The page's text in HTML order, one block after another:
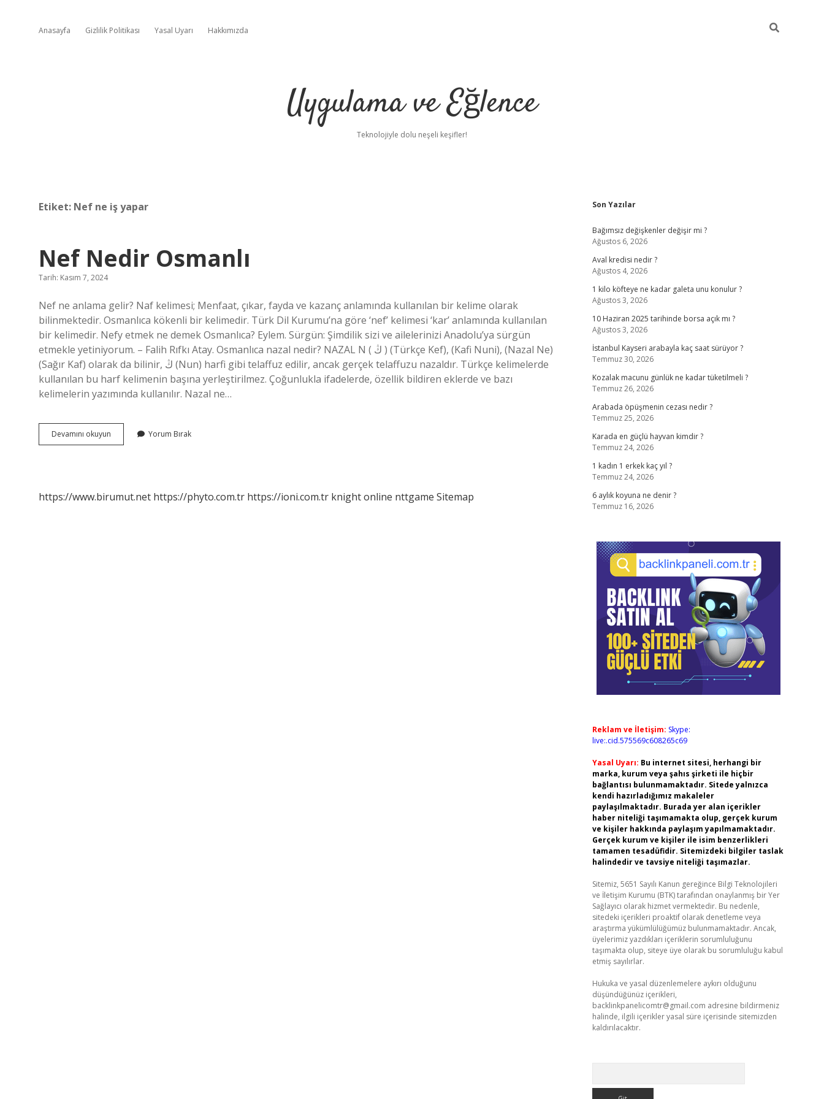
Anasayfa Gizlilik Politikası Yasal Uyarı Hakkımızda
Uygulama ve Eğlence
Teknolojiyle dolu neşeli keşifler!
Etiket: Nef ne iş yapar
Nef Nedir Osmanlı
Tarih: Kasım 7, 2024
Nef ne anlama gelir? Naf kelimesi; Menfaat, çıkar, fayda ve kazanç anlamında kullanılan bir kelime olarak
bilinmektedir. Osmanlıca kökenli bir kelimedir. Türk Dil Kurumu’na göre ‘nef’ kelimesi ‘kar’ anlamında kullanılan
bir kelimedir. Nefy etmek ne demek Osmanlıca? Eylem. Sürgün: Şimdilik sizi ve ailelerinizi Anadolu’ya sürgün
etmekle yetiniyorum. – Falih Rıfkı Atay. Osmanlıca nazal nedir? NAZAL N ( ڭ ) (Türkçe Kef), (Kafi Nuni), (Nazal Ne)
(Sağır Kaf) olarak da bilinir, ڭ (Nun) harfi gibi telaffuz edilir, ancak gerçek telaffuzu nazaldır. Türkçe kelimelerde
kullanılan bu harf kelimenin başına yerleştirilmez. Çoğunlukla ifadelerde, özellik bildiren eklerde ve bazı
kelimelerin yazımında kullanılır. Nazal ne…
Devamını okuyun
Nedir
Yorum Bırak
https://www.birumut.net https://phyto.com.tr https://ioni.com.tr knight online nttgame Sitemap
Sidebar
Son Yazılar
Bağımsız değişkenler değişir mi ?
Ağustos 6, 2026
Aval kredisi nedir ?
Ağustos 4, 2026
1 kilo köfteye ne kadar galeta unu konulur ?
Ağustos 3, 2026
10 Haziran 2025 tarihinde borsa açık mı ?
Ağustos 3, 2026
İstanbul Kayseri arabayla kaç saat sürüyor ?
Temmuz 30, 2026
Kozalak macunu günlük ne kadar tüketilmeli ?
Temmuz 26, 2026
Arabada öpüşmenin cezası nedir ?
Temmuz 25, 2026
Karada en güçlü hayvan kimdir ?
Temmuz 24, 2026
1 kadın 1 erkek kaç yıl ?
Temmuz 24, 2026
6 aylık koyuna ne denir ?
Temmuz 16, 2026
Reklam ve İletişim: Skype:
live:.cid.575569c608265c69
Yasal Uyarı: Bu internet sitesi, herhangi bir
marka, kurum veya şahıs şirketi ile hiçbir
bağlantısı bulunmamaktadır. Sitede yalnızca
kendi hazırladığımız makaleler
paylaşılmaktadır. Burada yer alan içerikler
haber niteliği taşımamakta olup, gerçek kurum
ve kişiler hakkında paylaşım yapılmamaktadır.
Gerçek kurum ve kişiler ile isim benzerlikleri
tamamen tesadüfidir. Sitemizdeki bilgiler taslak
halindedir ve tavsiye niteliği taşımazlar.
Sitemiz, 5651 Sayılı Kanun gereğince Bilgi Teknolojileri
ve İletişim Kurumu (BTK) tarafından onaylanmış bir Yer
Sağlayıcı olarak hizmet vermektedir. Bu nedenle,
sitedeki içerikleri proaktif olarak denetleme veya
araştırma yükümlülüğümüz bulunmamaktadır. Ancak,
üyelerimiz yazdıkları içeriklerin sorumluluğunu
taşımakta olup, siteye üye olarak bu sorumluluğu kabul
etmiş sayılırlar.
Hukuka ve yasal düzenlemelere aykırı olduğunu
düşündüğünüz içerikleri,
backlinkpanelicomtr@gmail.com adresine bildirmeniz
halinde, ilgili içerikler yasal süre içerisinde sitemizden
kaldırılacaktır.